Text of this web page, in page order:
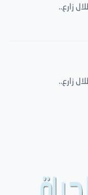
زارع..
زارع..